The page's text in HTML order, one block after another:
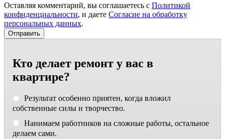
Оставляя комментарий, вы соглашаетесь с Политикой
конфиденциальности, и даете Согласие на обработку
персональных данных.
Кто делает ремонт у вас в
квартире?
Результат особенно приятен, когда вложил
собственные силы и творчество.
Нанимаем работников на сложные работы, остальное
делаем сами.